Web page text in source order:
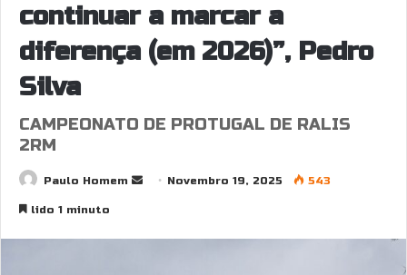
continuar a marcar a
diferença (em 2026)”, Pedro
Silva
CAMPEONATO DE PROTUGAL DE RALIS
2RM
Paulo Homem
SendNovembro 19, 2025 543
lido 1 minuto